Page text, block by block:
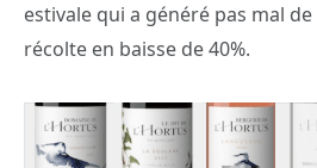
estivale qui a généré pas mal
récolte en baisse de 40%.